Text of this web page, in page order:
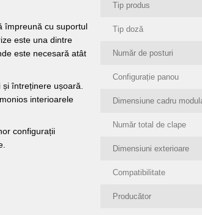
împreună cu suportul
este una dintre
este necesară atât
întreținere ușoară.
interioarele
configurații
Tip produs
Tip doză
Număr de posturi
Configurație panou
Dimensiune cadru
Număr total de clape
Dimensiuni exterioare
Compatibilitate
Producător